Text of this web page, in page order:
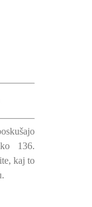
136.
kaj to